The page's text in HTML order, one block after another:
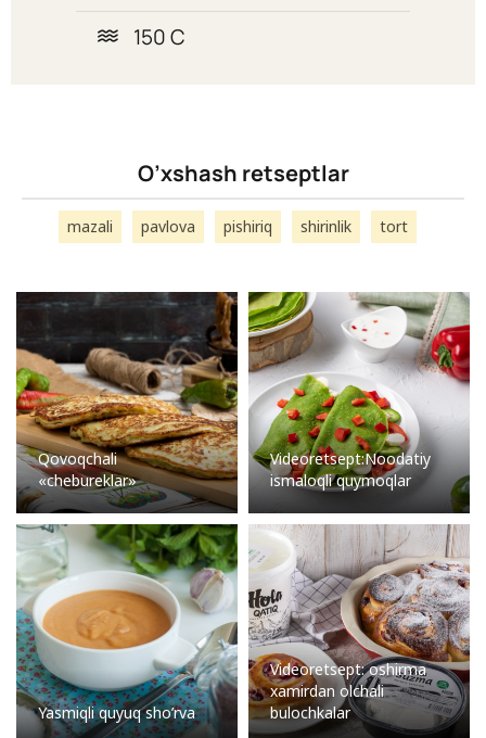
150 C
O’xshash retseptlar
mazali pavlova pishiriq shirinlik tort
Qovoqchali
«chebureklar»
Videoretsept:Noodatiy
ismaloqli quymoqlar
Yasmiqli quyuq sho’rva
Videoretsept: oshirma
xamirdan olchali
bulochkalar